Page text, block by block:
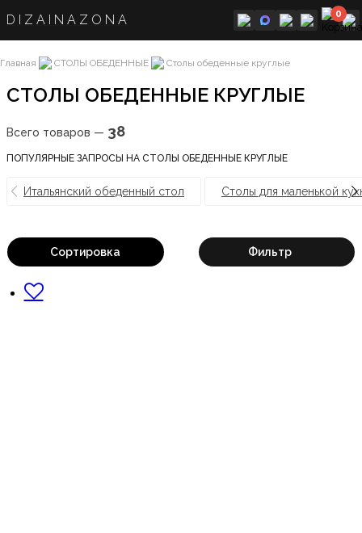
DIZAINAZONA 0
Главная СТОЛЫ ОБЕДЕННЫЕ Столы обеденные круглые
СТОЛЫ ОБЕДЕННЫЕ КРУГЛЫЕ
Всего товаров — 38
ПОПУЛЯРНЫЕ ЗАПРОСЫ НА СТОЛЫ ОБЕДЕННЫЕ КРУГЛЫЕ
Итальянский обеденный стол Столы для маленькой
Сортировка Фильтр